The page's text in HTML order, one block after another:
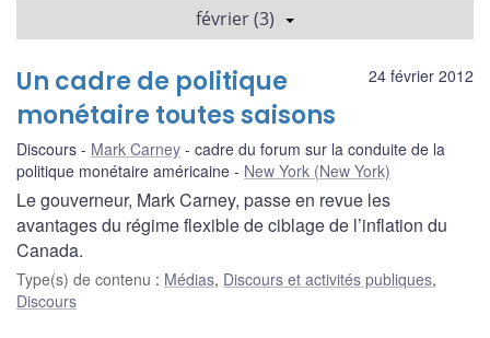
février (3)
24 février 2012
Un cadre de politique
monétaire toutes saisons
Discours Mark Carney
cadre du forum sur la conduite de la
politique monétaire américaine
New York (New York)
Le gouverneur, Mark Carney, passe en revue les
avantages du régime flexible de ciblage de l’inflation du
Canada.
Type(s) de contenu : Médias, Discours et activités publiques,
Discours